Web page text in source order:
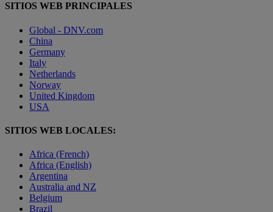
SITIOS WEB PRINCIPALES
Global - DNV.com
China
Germany
Italy
Netherlands
Norway
United Kingdom
USA
SITIOS WEB LOCALES:
Africa (French)
Africa (English)
Argentina
Australia and NZ
Belgium
Brazil